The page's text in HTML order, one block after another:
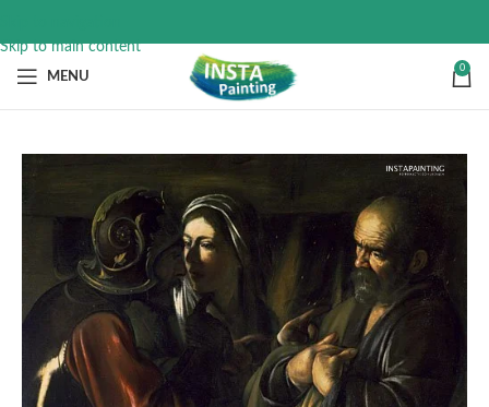
Skip to main content
MENU
0